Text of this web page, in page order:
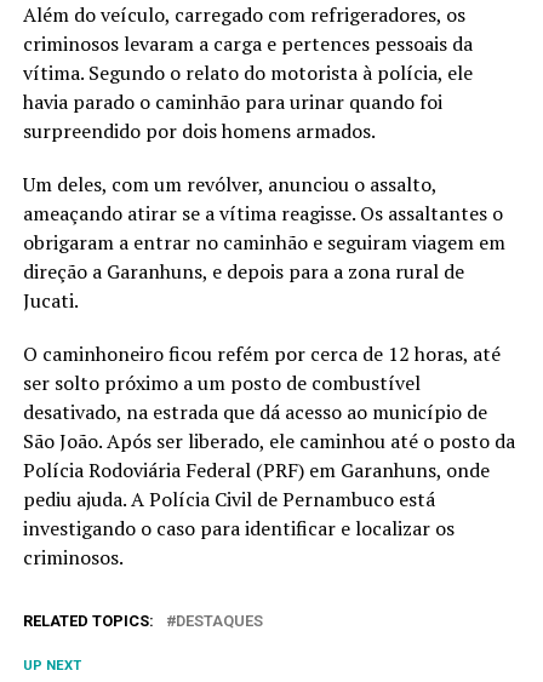
Além do veículo, carregado com refrigeradores, os
criminosos levaram a carga e pertences pessoais da
vítima. Segundo o relato do motorista à polícia, ele
havia parado o caminhão para urinar quando foi
surpreendido por dois homens armados.
Um deles, com um revólver, anunciou o assalto,
ameaçando atirar se a vítima reagisse. Os assaltantes o
obrigaram a entrar no caminhão e seguiram viagem em
direção a Garanhuns, e depois para a zona rural de
Jucati.
O caminhoneiro ficou refém por cerca de 12 horas, até
ser solto próximo a um posto de combustível
desativado, na estrada que dá acesso ao município de
São João. Após ser liberado, ele caminhou até o posto da
Polícia Rodoviária Federal (PRF) em Garanhuns, onde
pediu ajuda. A Polícia Civil de Pernambuco está
investigando o caso para identificar e localizar os
criminosos.
RELATED TOPICS: DESTAQUES
UP NEXT